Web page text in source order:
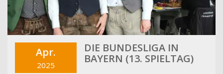
Apr.
2025
DIE BUNDESLIGA IN
BAYERN (13. SPIELTAG)